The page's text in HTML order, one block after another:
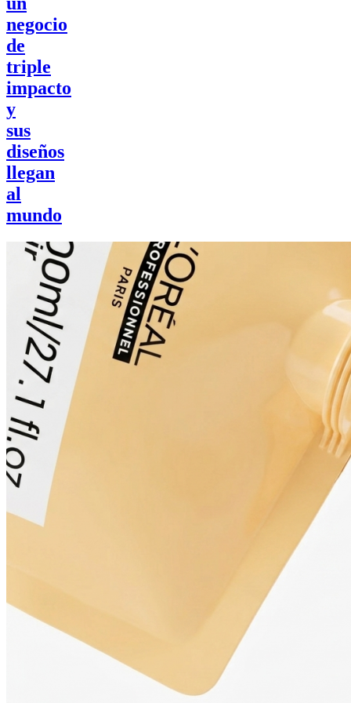
negocio
de
triple
impacto
y
sus
diseños
llegan
al
mundo